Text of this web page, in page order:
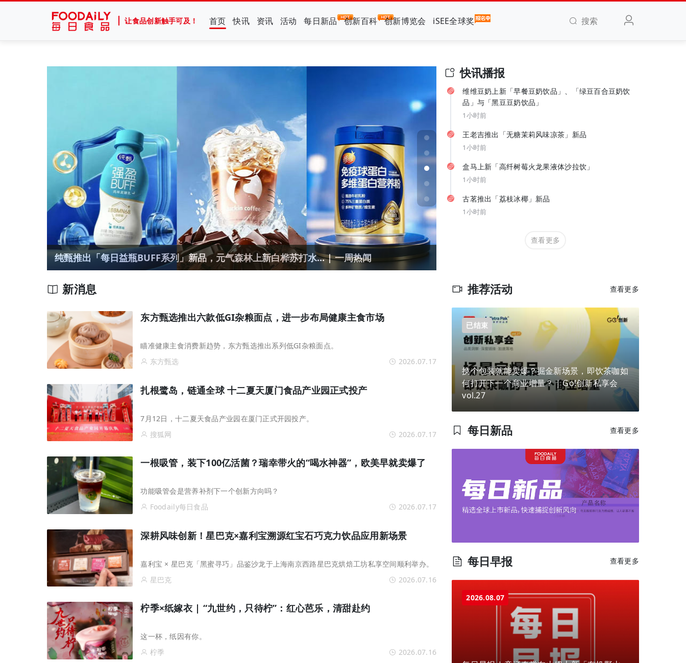
让食品创新触手可及！ 首页 快讯 资讯 活动 每日新品 创新百科 创新博览会 iSEE全球奖 搜索
纯甄推出「每日益瓶BUFF系列」新品，元气森林上新白桦苏打水... | 一周热闻
从7-11、朴朴到丰e，蒙牛要借运动饮料“杀”入渠道新战场？
快讯播报
维维豆奶上新「早餐豆奶饮品」、「绿豆百合豆奶饮
品」与「黑豆豆奶饮品」
1小时前
王老吉推出「无糖茉莉风味凉茶」新品
1小时前
盒马上新「高纤树莓火龙果液体沙拉饮」
1小时前
古茗推出「荔枝冰椰」新品
1小时前
查看更多
新消息
东方甄选推出六款低GI杂粮面点，进一步布局健康主食市场
瞄准健康主食消费新趋势，东方甄选推出系列低GI杂粮面点。
东方甄选
2026.07.17
扎根鹭岛，链通全球 十二夏天厦门食品产业园正式投产
7月12日，十二夏天食品产业园在厦门正式开园投产。
搜狐网
2026.07.17
一根吸管，装下100亿活菌？瑞幸带火的“喝水神器”，欧美早就卖爆了
功能吸管会是营养补剂下一个创新方向吗？
Foodaily每日食品
2026.07.17
深耕风味创新！星巴克×嘉利宝溯源红宝石巧克力饮品应用新场景
嘉利宝 × 星巴克「黑蜜寻巧」品鉴沙龙于上海南京西路星巴克烘焙工坊私享空间顺利举办。
星巴克
2026.07.16
柠季×纸嫁衣 | “九世约，只待柠”：红心芭乐，清甜赴约
这一杯，纸因有你。
柠季
2026.07.16
推荐活动 查看更多
已结束
换个包装就能卖爆？掘金新场景，即饮茶咖如
何打开下一个商业增量？ | Go!创新私享会
vol.27
每日新品 查看更多
每日早报 查看更多
2026.08.07